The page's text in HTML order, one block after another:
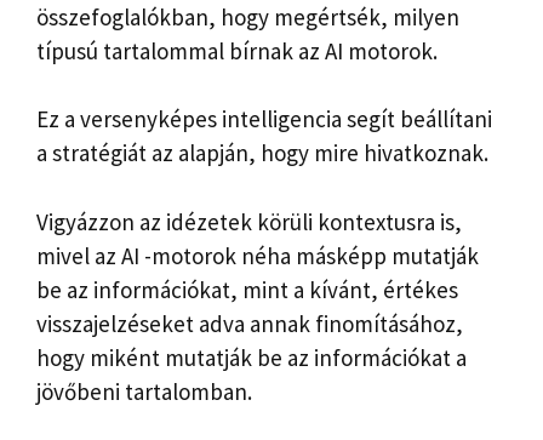
összefoglalókban, hogy megértsék, milyen
típusú tartalommal bírnak az AI motorok.
Ez a versenyképes intelligencia segít beállítani
a stratégiát az alapján, hogy mire hivatkoznak.
Vigyázzon az idézetek körüli kontextusra is,
mivel az AI -motorok néha másképp mutatják
be az információkat, mint a kívánt, értékes
visszajelzéseket adva annak finomításához,
hogy miként mutatják be az információkat a
jövőbeni tartalomban.